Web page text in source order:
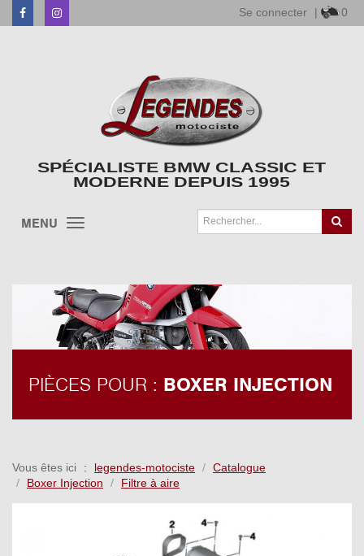
FacebookInstagram Se connecter | 0
SPÉCIALISTE BMW CLASSIC ET
MODERNE DEPUIS 1995
MENU
PIÈCES POUR : BOXER INJECTION
Vous êtes ici legendes-motociste
Catalogue
Boxer Injection
Filtre à aire